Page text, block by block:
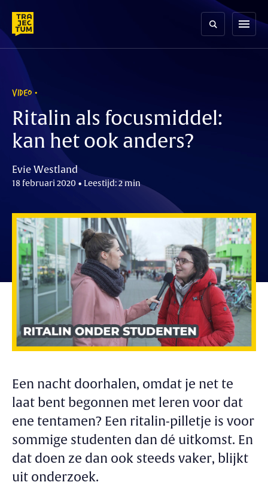
content
menu
VIDEO
Ritalin als focusmiddel:
kan het ook anders?
Evie Westland
18 februari 2020 • Leestijd: 2 min
Een nacht doorhalen, omdat je net te
laat bent begonnen met leren voor dat
ene tentamen? Een ritalin-pilletje is voor
sommige studenten dan dé uitkomst. En
dat doen ze dan ook steeds vaker, blijkt
uit onderzoek.